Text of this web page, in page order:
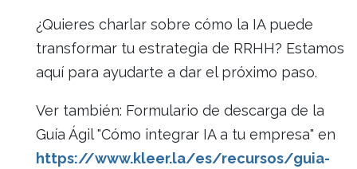
¿Quieres charlar sobre cómo la IA puede
transformar tu estrategia de RRHH? Estamos
aquí para ayudarte a dar el próximo paso.
Ver también: Formulario de descarga de la
Guía Ágil "Cómo integrar IA a tu empresa" en
https://www.kleer.la/es/recursos/guia-